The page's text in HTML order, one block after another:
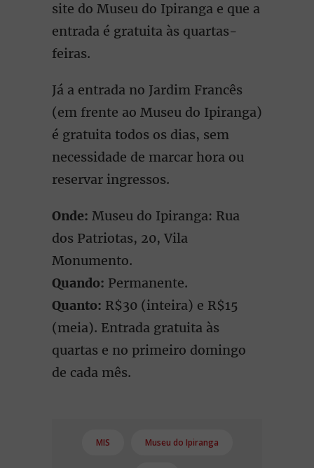
site do Museu do Ipiranga e que a
entrada é gratuita às quartas-
feiras.
Já a entrada no Jardim Francês
(em frente ao Museu do Ipiranga)
é gratuita todos os dias, sem
necessidade de marcar hora ou
reservar ingressos.
Onde: Museu do Ipiranga: Rua
dos Patriotas, 20, Vila
Monumento.
Quando: Permanente.
Quanto: R$30 (inteira) e R$15
(meia). Entrada gratuita às
quartas e no primeiro domingo
de cada mês.
MIS Museu do Ipiranga